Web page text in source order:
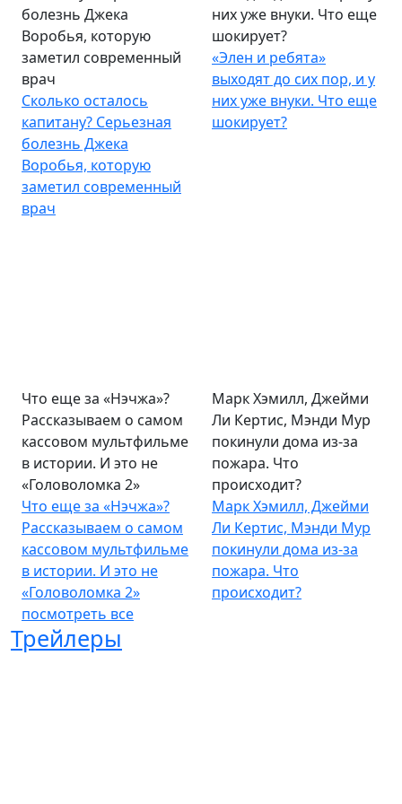
болезнь Джека
Воробья, которую
заметил современный
врач
Сколько осталось
капитану? Серьезная
болезнь Джека
Воробья, которую
заметил современный
врач
них уже внуки. Что еще
шокирует?
«Элен и ребята»
выходят до сих пор, и у
них уже внуки. Что еще
шокирует?
Что еще за «Нэчжа»?
Рассказываем о самом
кассовом мультфильме
в истории. И это не
«Головоломка 2»
Что еще за «Нэчжа»?
Рассказываем о самом
кассовом мультфильме
в истории. И это не
«Головоломка 2»
Марк Хэмилл, Джейми
Ли Кертис, Мэнди Мур
покинули дома из-за
пожара. Что
происходит?
Марк Хэмилл, Джейми
Ли Кертис, Мэнди Мур
покинули дома из-за
пожара. Что
происходит?
посмотреть все
Трейлеры